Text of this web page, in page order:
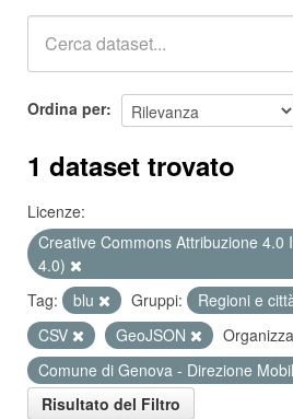
Ordina per
1 dataset trovato
Licenze:
Creative Commons Attribuzione 4.0
4.0)
Tag:
blu Gruppi: Regioni e
CSV
GeoJSON
Comune di Genova - Direzione
Risultato del Filtro